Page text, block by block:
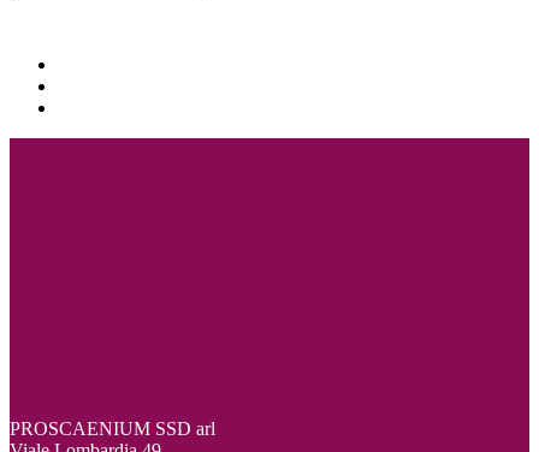
PROSCAENIUM SSD arl